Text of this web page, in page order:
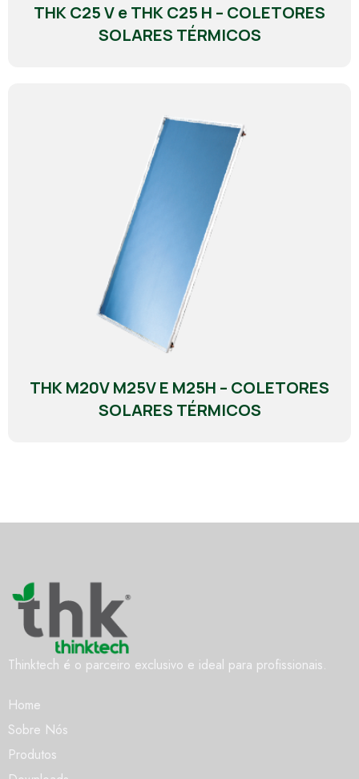
THK C25 V e THK C25 H – COLETORES
SOLARES TÉRMICOS
THK M20V M25V E M25H – COLETORES
SOLARES TÉRMICOS
Thinktech é o parceiro exclusivo e ideal para profissionais.
Home
Sobre Nós
Produtos